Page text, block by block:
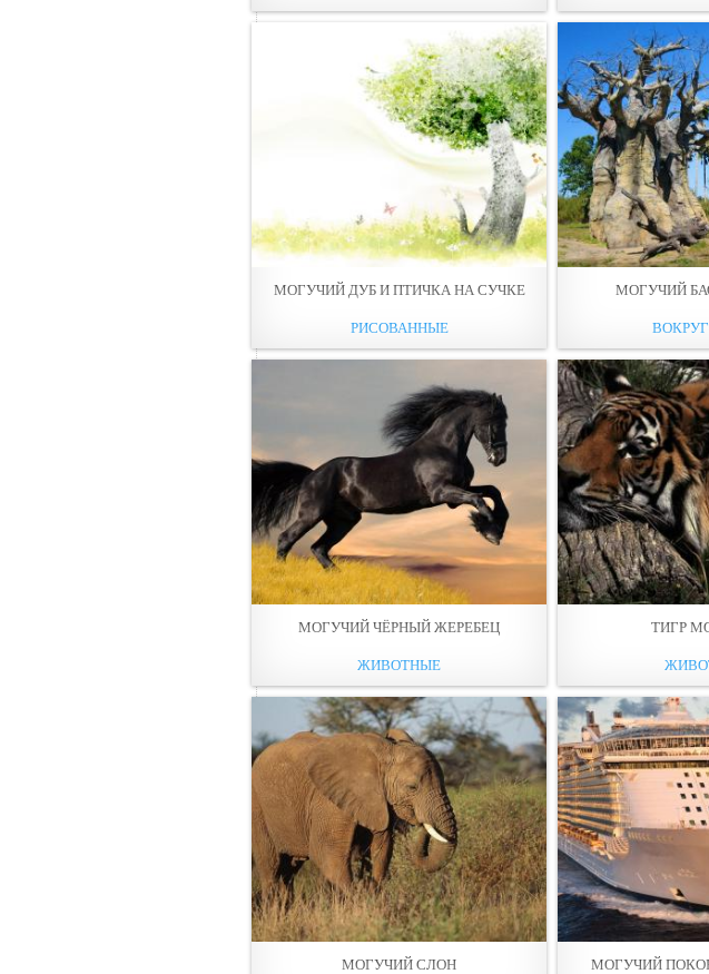
МОГУЧИЙ ДУБ И ПТИЧКА НА СУЧКЕ
РИСОВАННЫЕ
МОГУЧИЙ
МОГУЧИЙ ЧЁРНЫЙ ЖЕРЕБЕЦ
ЖИВОТНЫЕ
ТИГР
МОГУЧИЙ СЛОН МОГУЧИЙ